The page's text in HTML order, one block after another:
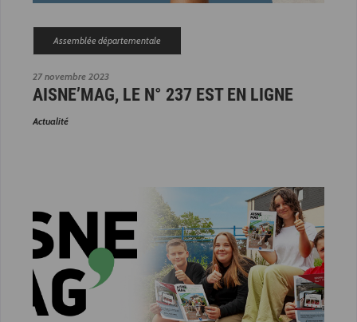
27 novembre 2023
Assemblée départementale
AISNE’MAG, LE N° 237 EST EN LIGNE
Actualité